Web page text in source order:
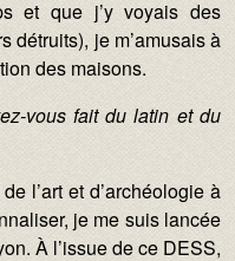
et que j’y voyais des
détruits), je m’amusais à
des maisons.
vous fait du latin et du
l’art et d’archéologie à
je me suis lancée
À l’issue de ce DESS,